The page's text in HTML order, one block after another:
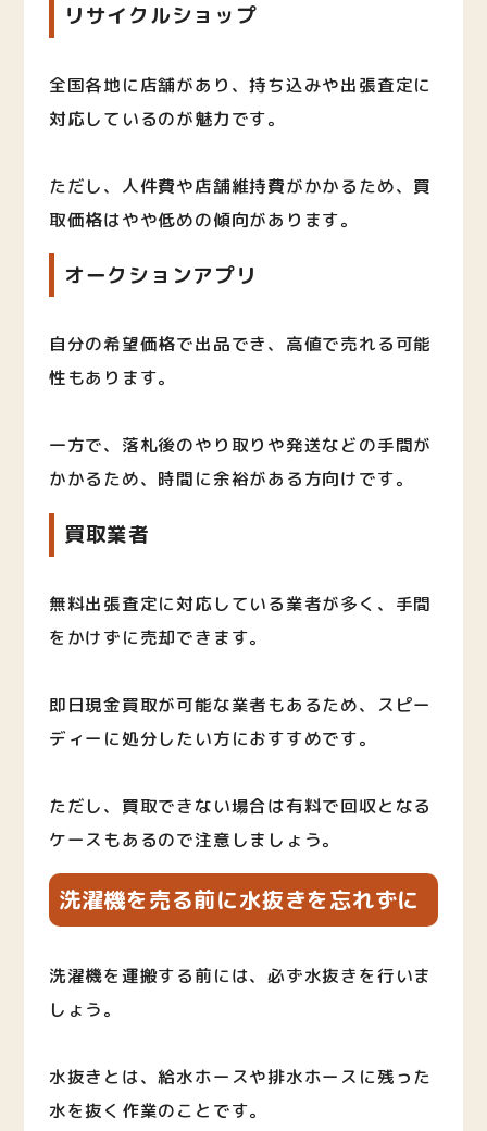
リサイクルショップ
全国各地に店舗があり、持ち込みや出張査定に
対応しているのが魅力です。
ただし、人件費や店舗維持費がかかるため、買
取価格はやや低めの傾向があります。
オークションアプリ
自分の希望価格で出品でき、高値で売れる可能
性もあります。
一方で、落札後のやり取りや発送などの手間が
かかるため、時間に余裕がある方向けです。
買取業者
無料出張査定に対応している業者が多く、手間
をかけずに売却できます。
即日現金買取が可能な業者もあるため、スピー
ディーに処分したい方におすすめです。
ただし、買取できない場合は有料で回収となる
ケースもあるので注意しましょう。
洗濯機を売る前に水抜きを忘れずに
洗濯機を運搬する前には、必ず水抜きを行いま
しょう。
水抜きとは、給水ホースや排水ホースに残った
水を抜く作業のことです。